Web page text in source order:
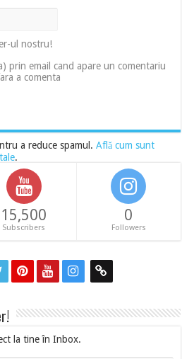
ul nostru!
prin email cand apare un comentariu
a comenta
a reduce spamul.Află cum sunt
.
15,500
Subscribers
0
Followers
la tine în Inbox.